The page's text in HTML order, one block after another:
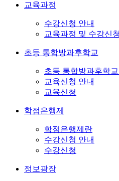
교육과정
수강신청 안내
교육과정 및 수강신청
초등 통합방과후학교
초등 통합방과후학
교육신청 안내
교육신청
학점은행제
학점은행제란
수강신청 안내
수강신청
정보광장